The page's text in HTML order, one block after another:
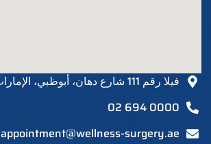
فيلا رقم 111 شارع دهان، أبوظبي، الإمارات العربية المتحدة
02 694 0000
appointment@wellness-surgery.ae